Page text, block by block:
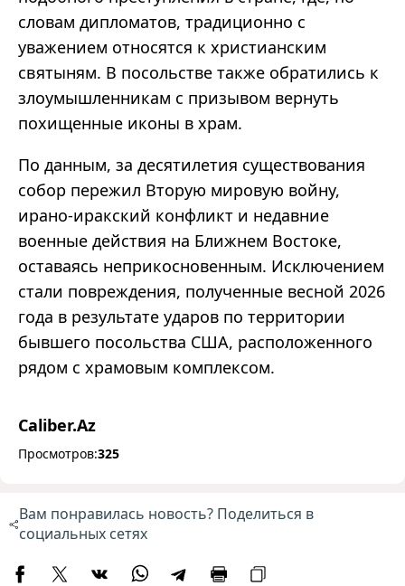
словам дипломатов, традиционно с
уважением относятся к христианским
святыням. В посольстве также обратились к
злоумышленникам с призывом вернуть
похищенные иконы в храм.
По данным, за десятилетия существования
собор пережил Вторую мировую войну,
ирано-иракский конфликт и недавние
военные действия на Ближнем Востоке,
оставаясь неприкосновенным. Исключением
стали повреждения, полученные весной 2026
года в результате ударов по территории
бывшего посольства США, расположенного
рядом с храмовым комплексом.
Caliber.Az
Просмотров:325
Вам понравилась новость? Поделиться в
социальных сетях